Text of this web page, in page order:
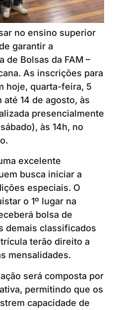
no ensino superior
garantir a
de Bolsas da FAM –
As inscrições para
hoje, quarta-feira, 5
14 de agosto, às
presencialmente
às 14h, no
excelente
busca iniciar a
especiais. O
o 1º lugar na
bolsa de
demais classificados
terão direito a
mensalidades.
será composta por
permitindo que os
capacidade de